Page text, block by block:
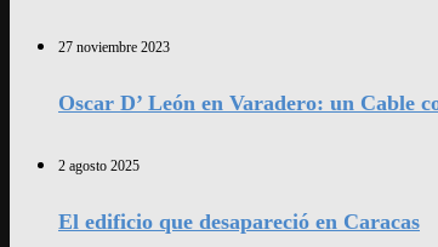
27 noviembre 2023
Oscar D’ León en Varadero: un Cable
2 agosto 2025
El edificio que desapareció en Caracas